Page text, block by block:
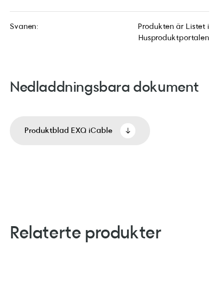
Svanen:
Produkten är Listet i
Husproduktportalen
Nedladdningsbara dokument
Produktblad EXQ iCable
Relaterte produkter